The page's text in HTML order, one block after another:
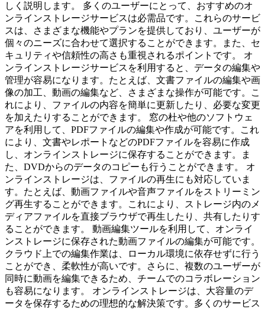
しく説明します。 多くのユーザーにとって、おすすめのオ
ンラインストレージサービスは必需品です。これらのサービ
スは、さまざまな機能やプランを提供しており、ユーザーが
個々のニーズに合わせて選択することができます。また、セ
キュリティや信頼性の高さも重視されるポイントです。 オ
ンラインストレージサービスを利用すると、データの編集や
管理が容易になります。たとえば、文書ファイルの編集や画
像の加工、動画の編集など、さまざまな操作が可能です。こ
れにより、ファイルの内容を簡単に更新したり、必要な変更
を加えたりすることができます。 窓の杜や他のソフトウェ
アを利用して、PDFファイルの編集や作成が可能です。これ
により、文書やレポートなどのPDFファイルを容易に作成
し、オンラインストレージに保存することができます。ま
た、DVDからのデータのコピーも行うことができます。 オ
ンラインストレージは、ファイルの再生にも対応していま
す。たとえば、動画ファイルや音声ファイルをストリーミン
グ再生することができます。これにより、ストレージ内のメ
ディアファイルを直接ブラウザで再生したり、共有したりす
ることができます。 動画編集ツールを利用して、オンライ
ンストレージに保存された動画ファイルの編集が可能です。
クラウド上での編集作業は、ローカル環境に依存せずに行う
ことができ、柔軟性が高いです。さらに、複数のユーザーが
同時に動画を編集できるため、チームでのコラボレーション
も容易になります。 オンラインストレージは、大容量のデ
ータを保存するための理想的な解決策です。多くのサービス